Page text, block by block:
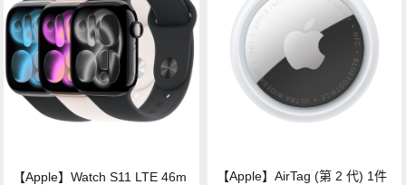
【Apple】Watch S11 LTE 46m
【Apple】AirTag (第 2 代) 1件